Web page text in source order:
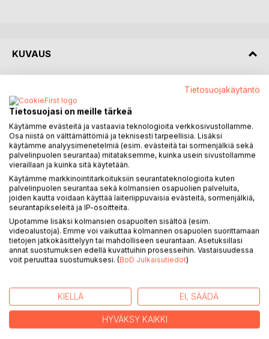
KUVAUS
prosessikirjoittamisprojektin yhteydessä
kevään 2014 aikana säännöllisesti vankilassa
elinkautisia vankeusrangaistuksiaan suorittavia
miehiä, sekä vankilan ulkopuolella jo
vapautuneita, elinkautisrangaituksensa
suorittaneita miehiä.
Prosessikirjoittamismenetelmän on vankilassa
todettu edesauttavan vankien positiivista
ajattelua, kehittävän vankien myönteisten
tunteiden syntymistä, sekä auttavan vankeja
prosessoimaan pitkien vankeusrangaistusten
aikana vankilan ulkopuolisesta maailmasta
vieraantumista.
ajan tasalla? Tervehtyykö pitkäaikaisvanki vankilassa?
Tietosuojakäytäntö
Tietosuojasi on meille tärkeä
Käytämme evästeitä ja vastaavia teknologioita verkkosivustollamme.
Osa niistä on välttämättömiä ja teknisesti tarpeellisia. Lisäksi
käytämme analyysimenetelmiä (esim. evästeitä tai sormenjälkiä sekä
palvelinpuolen seurantaa) mitataksemme, kuinka usein sivustollamme
vieraillaan ja kuinka sitä käytetään.
Käytämme markkinointitarkoituksiin seurantateknologioita kuten
palvelinpuolen seurantaa sekä kolmansien osapuolien palveluita,
joiden kautta voidaan käyttää laiteriippuvaisia evästeitä, sormenjälkiä,
seurantapikseleitä ja IP-osoitteita.
Upotamme lisäksi kolmansien osapuolten sisältöä (esim.
videoalustoja). Emme voi vaikuttaa kolmannen osapuolen suorittamaan
tietojen jatkokäsittelyyn tai mahdolliseen seurantaan. Asetuksillasi
annat suostumuksen edellä kuvattuihin prosesseihin. Vastaisuudessa
voit peruuttaa suostumuksesi. (BoD Julkaisutiedot)
KIELLÄ EI, SÄÄDÄ
HYVÄKSY KAIKKI